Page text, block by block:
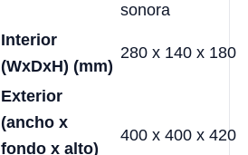
sonora
Interior
(WxDxH) (mm)
280 x 140 x 180
Exterior
(ancho x
fondo x alto)
400 x 400 x 420